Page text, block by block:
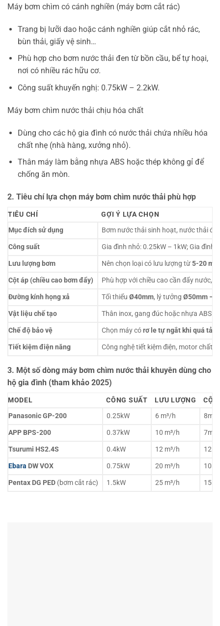
Máy bơm chìm có cánh nghiền (máy bơm cắt rác)
Trang bị lưỡi dao hoặc cánh nghiền giúp cắt nhỏ rác,
bùn thải, giấy vệ sinh…
Phù hợp cho bơm nước thải đen từ bồn cầu, bể tự hoại,
nơi có nhiều rác hữu cơ.
Công suất khuyến nghị: 0.75kW – 2.2kW.
Máy bơm chìm nước thải chịu hóa chất
Dùng cho các hộ gia đình có nước thải chứa nhiều hóa
chất nhẹ (nhà hàng, xưởng nhỏ).
Thân máy làm bằng nhựa ABS hoặc thép không gỉ để
chống ăn mòn.
2. Tiêu chí lựa chọn máy bơm chìm nước thải phù hợp
TIÊU CHÍ
GỢI Ý LỰA CHỌN
Mục đích sử dụng
Bơm nước thải sinh hoạt, nước thải
Công suất
Gia đình nhỏ: 0.25kW – 1kW; Gia đình
Lưu lượng bơm
Nên chọn loại có lưu lượng từ5-20
Cột áp (chiều cao bơm đẩy)
Phù hợp với chiều cao cần đẩy nước,
Đường kính họng xả
Tối thiểuØ40mm, lý tưởngØ50mm –
Vật liệu chế tạo
Thân inox, gang đúc hoặc nhựa ABS
Chế độ bảo vệ
Chọn máy córơ le tự ngắt khi quá tải,
Tiết kiệm điện năng
Công nghệ tiết kiệm điện, motor chất
3. Một số dòng máy bơm chìm nước thải khuyên dùng cho
hộ gia đình (tham khảo 2025)
MODEL CÔNG SUẤT LƯU LƯỢNG
CỘT
Panasonic GP-200
0.25kW 6 m³/h
8m
APP BPS-200
0.37kW 10 m³/h
7m
Tsurumi HS2.4S
0.4kW 12 m³/h
12m
Ebara DW VOX 0.75kW 20 m³/h
10m
Pentax DG PED (bơm cắt rác) 1.5kW 25 m³/h 15m